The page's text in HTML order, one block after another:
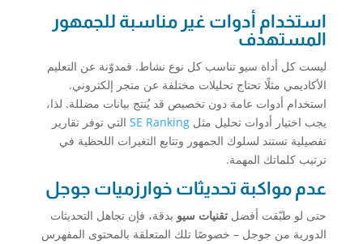
استخدام أدوات غير مناسبة للجمهور
المستهدف
ليست كل أداة سيو تناسب كل نوع نشاط. فمدوّنة عن التعليم
الأكاديمي مثلًا تحتاج تحليلات مختلفة عن متجر إلكتروني.
استخدام أدوات عامة دون تخصيص قد يُنتج بيانات مضللة. لذا،
يجب اختيار أدوات تحليل مثل SE Rankingالتي توفر تقارير
تفصيلية تستند لسلوك الجمهور وتتابع التغيرات اللحظية في
ترتيب كلماتك المهمة.
عدم مواكبة تحديثات خوارزميات جوجل
حتى لو طبّقت أفضل تقنيات سيو بدقة، فإن تجاهل التحديثات
الدورية من جوجل – خصوصًا تلك المتعلقة بالمحتوى المفهرس